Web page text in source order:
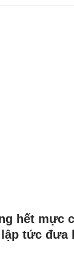
hết mực
tức đưa